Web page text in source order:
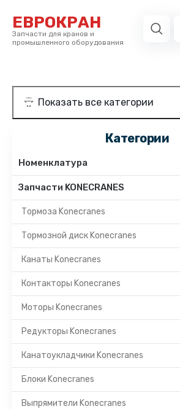
ЕВРОКРАН
Запчасти для кранов и
промышленного оборудования
Категории
Номенклатура
Запчасти KONECRANES
Тормоза Konecranes
Тормозной диск Konecranes
Канаты Konecranes
Контакторы Konecranes
Моторы Konecranes
Редукторы Konecranes
Канатоукладчики Konecranes
Блоки Konecranes
Выпрямители Konecranes